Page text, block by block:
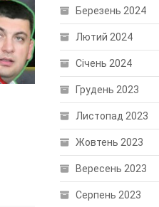
Березень 2024
Лютий 2024
Січень 2024
Грудень 2023
Листопад 2023
Жовтень 2023
Вересень 2023
Серпень 2023